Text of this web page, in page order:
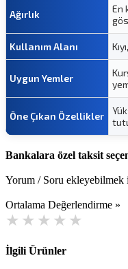
Ağırlık
En
Kullanım Alanı
Uygun Yemler
Öne Çıkan Özellikler
Bankalara özel taksit
Yorum / Soru ekleyebilmek
Ortalama Değerlendirme »
İlgili Ürünler